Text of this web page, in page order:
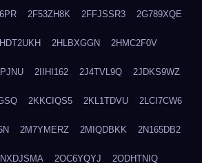
2F53ZH8K 2FFJSSR3 2G789XQE
2HLBXGGN 2HMC2F0V
2IIHI162 2J4TVL9Q 2JDKS9WZ
2KKCIQS5 2KL1TDVU 2LCI7CW6
2M7YMERZ 2MIQDBKK 2N165DB2
2OC6YQYJ 2ODHTNIQ